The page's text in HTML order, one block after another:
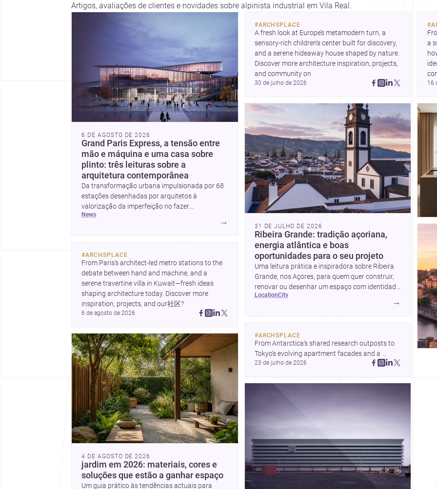
Artigos, avaliações de clientes e novidades sobre alpinista industrial em Vila Real.
6 DE AGOSTO DE 2026
Grand Paris Express, a tensão entre
mão e máquina e uma casa sobre
plinto: três leituras sobre a
arquitetura contemporânea
Da transformação urbana impulsionada por 68
estações desenhadas por arquitetos à
valorização da imperfeição no fazer
arquitetónico, estas três histórias mostram
como a disciplina continua a reinventar cidades,
base, topografia e espaço doméstico revela uma
abordagem subtil e contemporânea.
news
→
#ARCHSPLACE
From Paris’s architect-led metro stations to the
debate between hand and machine, and a
serene travertine villa in Kuwait—fresh ideas
shaping architecture today. Discover more
inspiration, projects, and our社区?
6 de agosto de 2026
4 DE AGOSTO DE 2026
jardim em 2026: materiais, cores e
soluções que estão a ganhar espaço
Um guia prático às tendências actuais para
#ARCHSPLACE
A fresh look at Europe’s metamodern turn, a
sensory-rich children’s center built for discovery,
and a serene hideaway house shaped by nature.
Discover more architecture inspiration, projects,
30 de julho de 2026
31 DE JULHO DE 2026
Ribeira Grande: tradição açoriana,
energia atlântica e boas
oportunidades para o seu projeto
Uma leitura prática e inspiradora sobre Ribeira
Grande, nos Açores, para quem quer construir,
renovar ou desenhar um espaço com identidade
local.
location city
→
#ARCHSPLACE
From Antarctica’s shared research outposts to
Tokyo’s evolving apartment facades and a
terraced home in Amman, these projects show
community. Discover more ideas,
23 de julho de 2026
#
a
16